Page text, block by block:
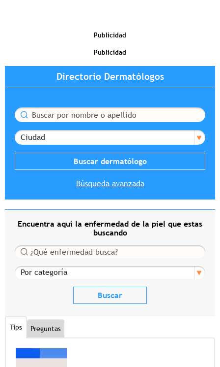
Publicidad
Publicidad
Directorio Dermatólogos
Buscar
Ciudad
Búsqueda avanzada
Encuentra aquí la enfermedad de la piel que estas
buscando
Buscar
Por categoría
Tips Preguntas